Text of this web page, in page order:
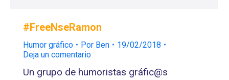
#FreeNseRamon
Humor gráfico Por Ben
19/02/2018
Deja un comentario
Un grupo de humoristas gráfic@s